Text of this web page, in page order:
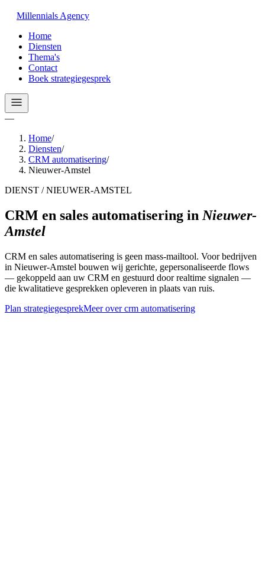
Millennials Agency
Home
Diensten
Thema's
Contact
Boek strategiegesprek
—
Home/
Diensten/
CRM automatisering/
Nieuwer-Amstel
DIENST / NIEUWER-AMSTEL
CRM en sales automatisering in Nieuwer-
Amstel
CRM en sales automatisering is geen mass-mailtool. Voor bedrijven
in Nieuwer-Amstel bouwen wij gerichte, gepersonaliseerde flows
— gekoppeld aan uw CRM en gestuurd door realtime signalen —
die kwalitatieve gesprekken opleveren in plaats van ruis.
Plan strategiegesprekMeer overcrm automatisering